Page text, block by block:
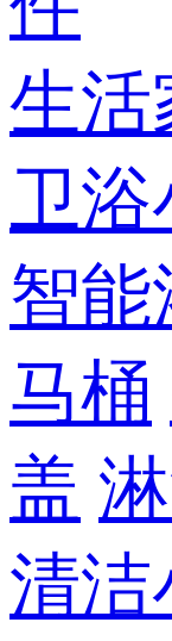
生活
卫
智能
马桶
盖
清洁